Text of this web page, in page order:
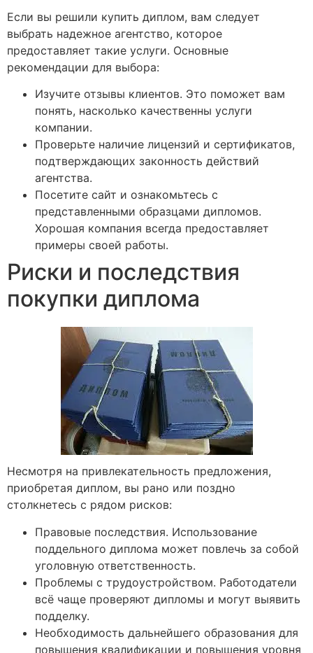
Если вы решили купить диплом, вам следует
выбрать надежное агентство, которое
предоставляет такие услуги. Основные
рекомендации для выбора:
Изучите отзывы клиентов. Это поможет вам
понять, насколько качественны услуги
компании.
Проверьте наличие лицензий и сертификатов,
подтверждающих законность действий
агентства.
Посетите сайт и ознакомьтесь с
представленными образцами дипломов.
Хорошая компания всегда предоставляет
примеры своей работы.
Риски и последствия
покупки диплома
Несмотря на привлекательность предложения,
приобретая диплом, вы рано или поздно
столкнетесь с рядом рисков:
Правовые последствия. Использование
поддельного диплома может повлечь за собой
уголовную ответственность.
Проблемы с трудоустройством. Работодатели
всё чаще проверяют дипломы и могут выявить
подделку.
Необходимость дальнейшего образования для
повышения квалификации и повышения уровня